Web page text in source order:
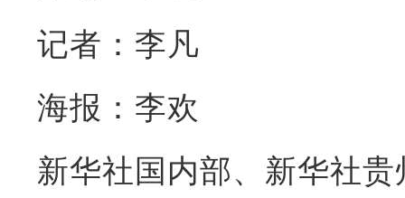
记者：李凡
海报：李欢
新华社国内部、新华社